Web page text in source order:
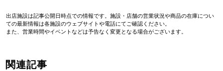
出店施設は記事公開日時点での情報です。施設・店舗の営業状況や商品の在庫につい
ての最新情報は各施設のウェブサイトや電話にてご確認ください。
また、営業時間やイベントなどは予告なく変更となる場合がございます。
関連記事